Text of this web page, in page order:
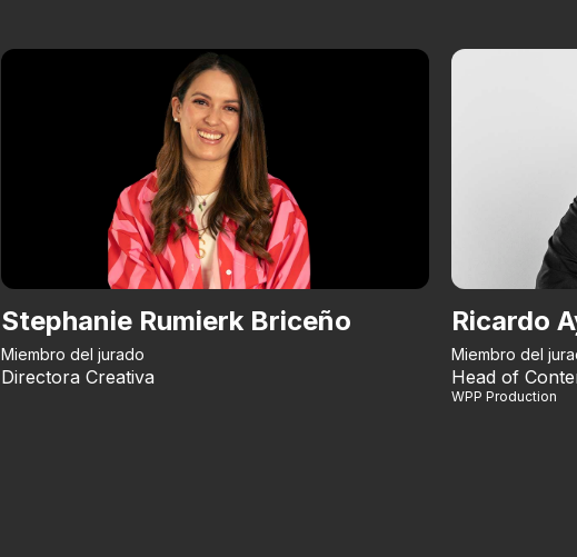
Stephanie Rumierk Briceño
Miembro del jurado
Directora Creativa
Ricardo
Miembro del
Head of
WPP Production